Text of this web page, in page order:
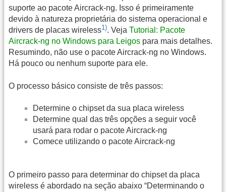
suporte ao pacote Aircrack-ng. Isso é primeiramente
devido à natureza proprietária do sistema operacional e
drivers de placas wireless1). Veja Tutorial: Pacote
Aircrack-ng no Windows para Leigos para mais detalhes.
Resumindo, não use o pacote Aircrack-ng no Windows.
Há pouco ou nenhum suporte para ele.
O processo básico consiste de três passos:
Determine o chipset da sua placa wireless
Determine qual das três opções a seguir você
usará para rodar o pacote Aircrack-ng
Comece utilizando o pacote Aircrack-ng
O primeiro passo para determinar do chipset da placa
wireless é abordado na seção abaixo “Determinando o